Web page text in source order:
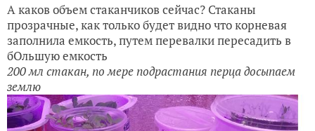
А каков объем стаканчиков сейчас? Стаканы
прозрачные, как только будет видно что корневая
заполнила емкость, путем перевалки пересадить в
бОльшую емкость
200 мл стакан, по мере подрастания перца досыпаем
землю